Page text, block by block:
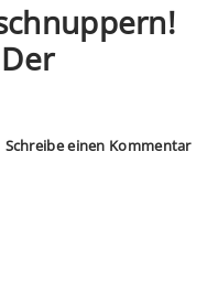
Schreibe einen Kommentar